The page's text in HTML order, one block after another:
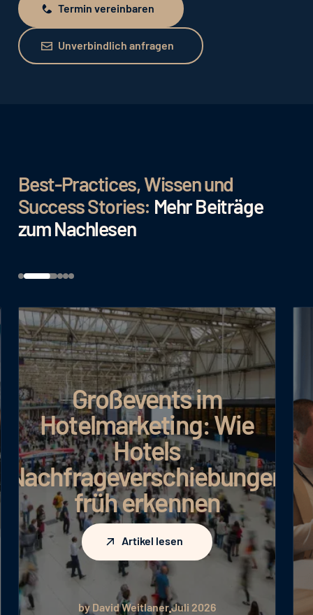
Termin vereinbaren
Termin vereinbaren
Unverbindlich anfragen
Unverbindlich anfragen
Best-Practices, Wissen und
Success Stories: Mehr Beiträge
zum Nachlesen
Großevents im
Hotelmarketing: Wie
Hotels
Nachfrageverschiebungen
früh erkennen
Artikel lesen
Artikel lesen
by David WeitlanerJuli 2026